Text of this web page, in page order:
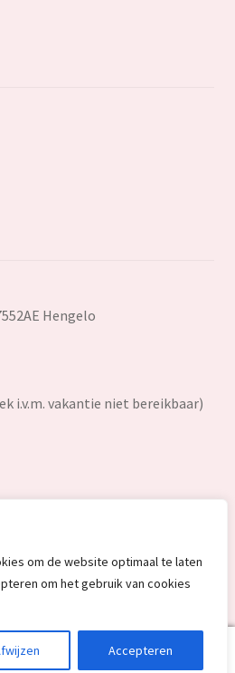
om de website optimaal te laten
om het gebruik van cookies
Accepteren
Hengelo
i.v.m. vakantie niet bereikbaar)
retourproducten en nieuwe
een onverslaanbare lage prijs.